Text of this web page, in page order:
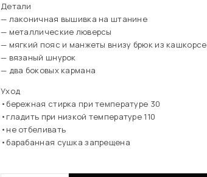
Детали
— лаконичная вышивка на штанине
— металлические люверсы
— мягкий пояс и манжеты внизу брюк из кашкорсе
— вязаный шнурок
— два боковых кармана
Уход
•бережная стирка при температуре 30
•гладить при низкой температуре 110
•не отбеливать
•барабанная сушка запрещена